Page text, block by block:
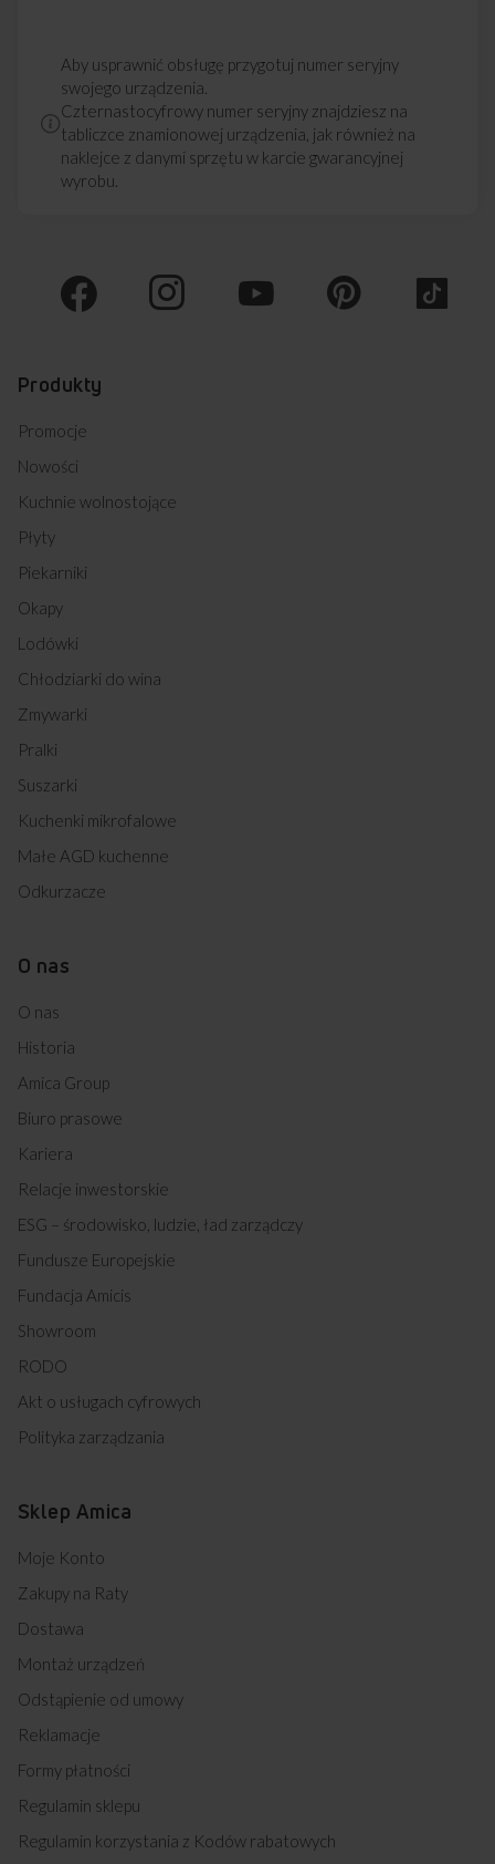
Aby usprawnić obsługę przygotuj numer seryjny
swojego urządzenia.
Czternastocyfrowy numer seryjny znajdziesz na
tabliczce znamionowej urządzenia, jak również na
naklejce z danymi sprzętu w karcie gwarancyjnej
wyrobu.
Produkty
Promocje
Nowości
Kuchnie wolnostojące
Płyty
Piekarniki
Okapy
Lodówki
Chłodziarki do wina
Zmywarki
Pralki
Suszarki
Kuchenki mikrofalowe
Małe AGD kuchenne
Odkurzacze
O nas
O nas
Historia
Amica Group
Biuro prasowe
Kariera
Relacje inwestorskie
ESG – środowisko, ludzie, ład zarządczy
Fundusze Europejskie
Fundacja Amicis
Showroom
RODO
Akt o usługach cyfrowych
Polityka zarządzania
Sklep Amica
Moje Konto
Zakupy na Raty
Dostawa
Montaż urządzeń
Odstąpienie od umowy
Reklamacje
Formy płatności
Regulamin sklepu
Regulamin korzystania z Kodów rabatowych